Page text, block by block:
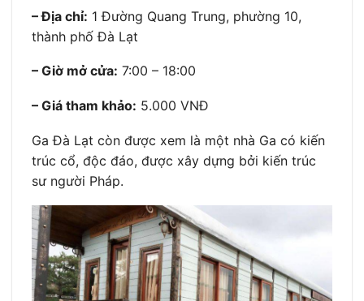
– Địa chỉ: 1 Đường Quang Trung, phường 10,
thành phố Đà Lạt
– Giờ mở cửa: 7:00 – 18:00
– Giá tham khảo: 5.000 VNĐ
Ga Đà Lạt còn được xem là một nhà Ga có kiến
trúc cổ, độc đáo, được xây dựng bởi kiến trúc
sư người Pháp.